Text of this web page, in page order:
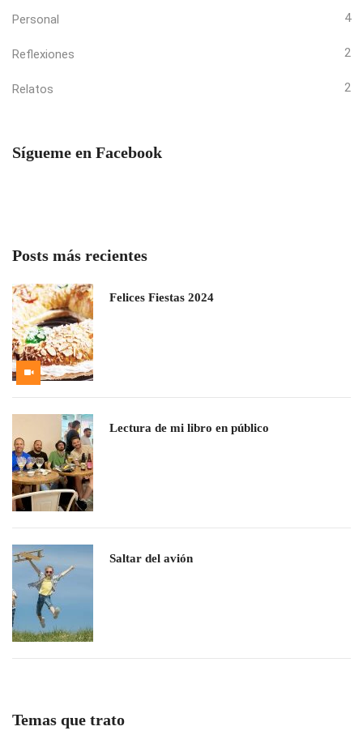
Personal 4
Reflexiones 2
Relatos 2
Sígueme en Facebook
Posts más recientes
Felices Fiestas 2024
Lectura de mi libro en público
Saltar del avión
Temas que trato